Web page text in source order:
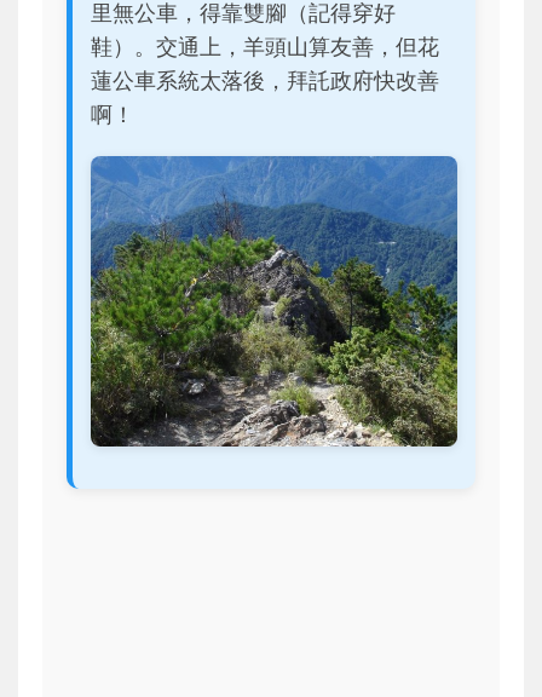
里無公車，得靠雙腳（記得穿好
鞋）。交通上，羊頭山算友善，但花
蓮公車系統太落後，拜託政府快改善
啊！